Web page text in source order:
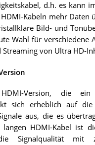
d.h. es kann
Kabeln mehr Daten
Bild- und
Wahl für verschiedene
von Ultra HD-
Version, die ein
sich erheblich auf
aus, die es
HDMI-Kabel ist
Signalqualität mit